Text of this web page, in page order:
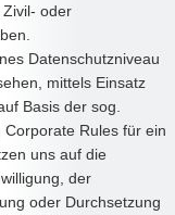
oder
Datenschutzniveau
mittels Einsatz
Basis der sog.
Rules für ein
uns auf die
der
oder Durchsetzung